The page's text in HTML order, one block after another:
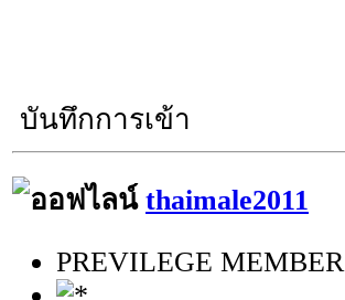
บันทึกการเข้า
thaimale2011
PREVILEGE MEMBER